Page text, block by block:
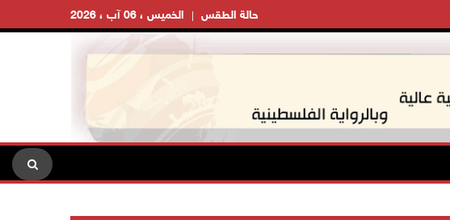
الخميس ، 06 آب ، 2026 حالة الطقس